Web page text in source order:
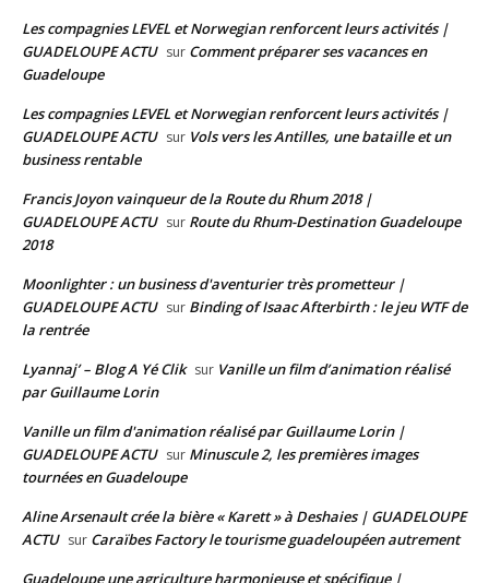
Les compagnies LEVEL et Norwegian renforcent leurs activités |
GUADELOUPE ACTU sur Comment préparer ses vacances en
Guadeloupe
Les compagnies LEVEL et Norwegian renforcent leurs activités |
GUADELOUPE ACTU sur Vols vers les Antilles, une bataille et un
business rentable
Francis Joyon vainqueur de la Route du Rhum 2018 |
GUADELOUPE ACTU sur Route du Rhum-Destination Guadeloupe
2018
Moonlighter : un business d'aventurier très prometteur |
GUADELOUPE ACTU sur Binding of Isaac Afterbirth : le jeu WTF de
la rentrée
Lyannaj’ – Blog A Yé Clik sur Vanille un film d’animation réalisé
par Guillaume Lorin
Vanille un film d'animation réalisé par Guillaume Lorin |
GUADELOUPE ACTU sur Minuscule 2, les premières images
tournées en Guadeloupe
Aline Arsenault crée la bière « Karett » à Deshaies | GUADELOUPE
ACTU sur Caraïbes Factory le tourisme guadeloupéen autrement
Guadeloupe une agriculture harmonieuse et spécifique |